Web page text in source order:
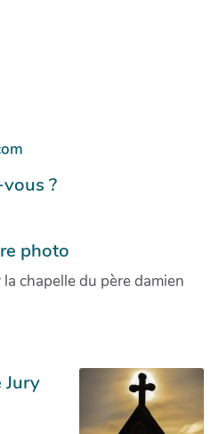
?
photo
chapelle du père damien
Jury